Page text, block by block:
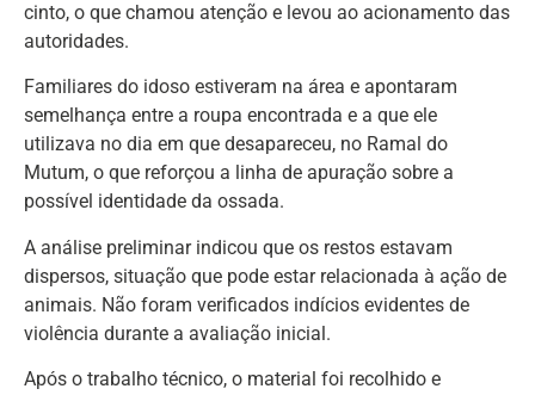
cinto, o que chamou atenção e levou ao acionamento das
autoridades.
Familiares do idoso estiveram na área e apontaram
semelhança entre a roupa encontrada e a que ele
utilizava no dia em que desapareceu, no Ramal do
Mutum, o que reforçou a linha de apuração sobre a
possível identidade da ossada.
A análise preliminar indicou que os restos estavam
dispersos, situação que pode estar relacionada à ação de
animais. Não foram verificados indícios evidentes de
violência durante a avaliação inicial.
Após o trabalho técnico, o material foi recolhido e